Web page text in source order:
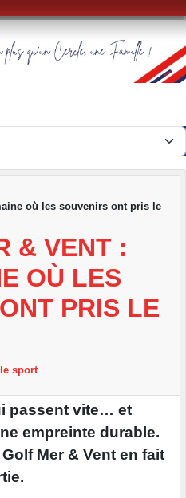
où les souvenirs ont pris le
& VENT :
OÙ LES
PRIS LE
sport
passent vite… et
empreinte durable.
Mer & Vent en fait